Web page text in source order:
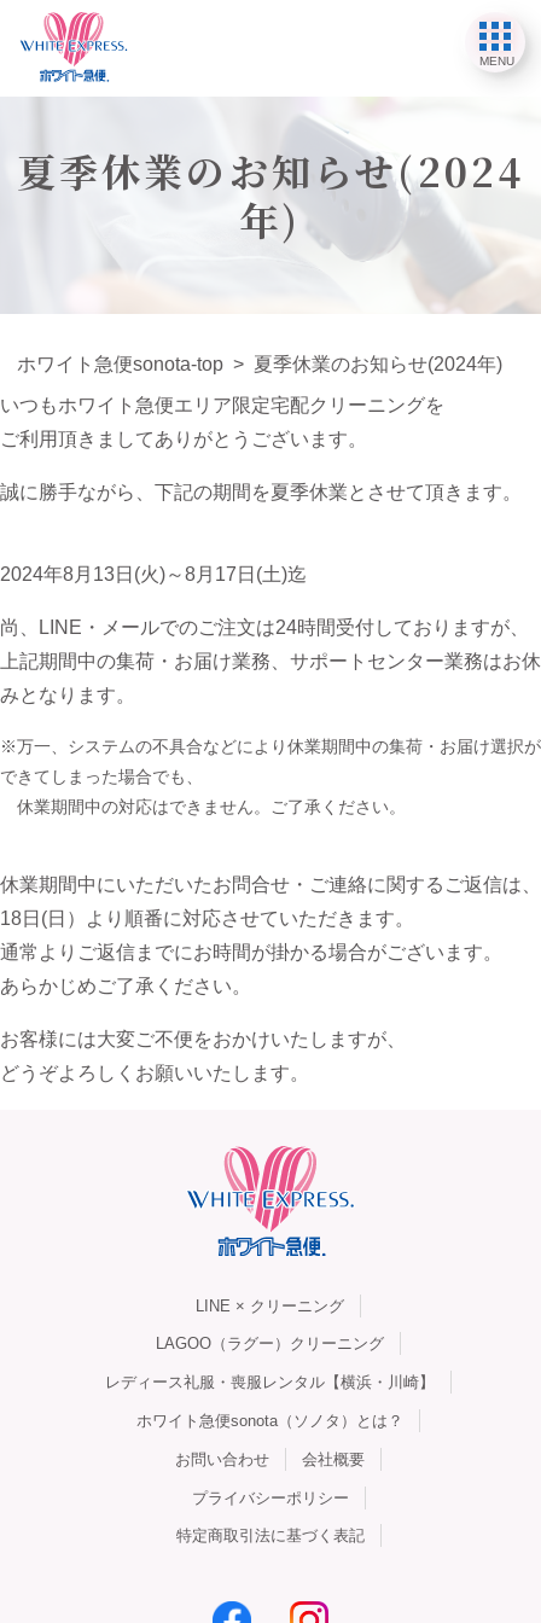
MENU
夏季休業のお知らせ(2024
年)
ホワイト急便sonota-top > 夏季休業のお知らせ(2024年)
いつもホワイト急便エリア限定宅配クリーニングを
ご利用頂きましてありがとうございます。
誠に勝手ながら、下記の期間を夏季休業とさせて頂きます。
2024年8月13日(火)～8月17日(土)迄
尚、LINE・メールでのご注文は24時間受付しておりますが、
上記期間中の集荷・お届け業務、サポートセンター業務はお休
みとなります。
※万一、システムの不具合などにより休業期間中の集荷・お届け選択が
できてしまった場合でも、
休業期間中の対応はできません。ご了承ください。
休業期間中にいただいたお問合せ・ご連絡に関するご返信は、
18日(日）より順番に対応させていただきます。
通常よりご返信までにお時間が掛かる場合がございます。
あらかじめご了承ください。
お客様には大変ご不便をおかけいたしますが、
どうぞよろしくお願いいたします。
LINE × クリーニング
LAGOO（ラグー）クリーニング
レディース礼服・喪服レンタル【横浜・川崎】
ホワイト急便sonota（ソノタ）とは？
お問い合わせ 会社概要
プライバシーポリシー
特定商取引法に基づく表記